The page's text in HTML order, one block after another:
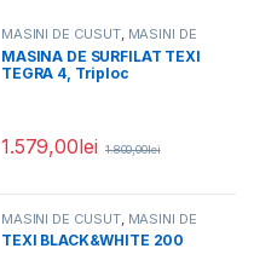
MASINI DE CUSUT, MASINI DE
SURFILAT
MASINA DE SURFILAT TEXI
TEGRA 4, Triploc
1.579,00lei 1.800,00lei
MASINI DE CUSUT, MASINI DE
CUSUT CASNICE
TEXI BLACK&WHITE 200